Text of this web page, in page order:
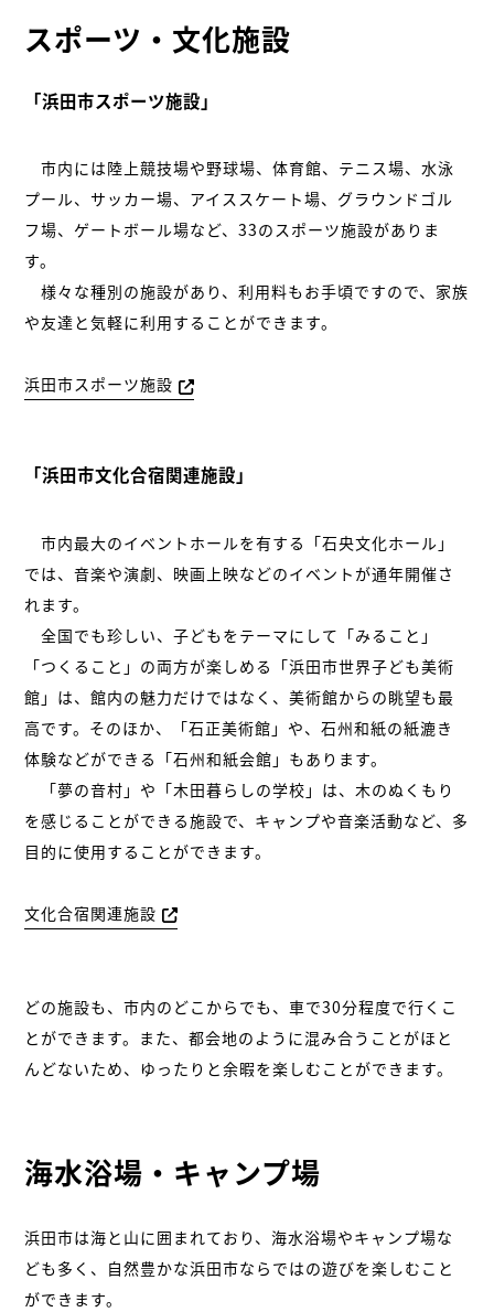
スポーツ・文化施設
「浜田市スポーツ施設」
市内には陸上競技場や野球場、体育館、テニス場、水泳
プール、サッカー場、アイススケート場、グラウンドゴル
フ場、ゲートボール場など、33のスポーツ施設がありま
す。
様々な種別の施設があり、利用料もお手頃ですので、家族
や友達と気軽に利用することができます。
浜田市スポーツ施設
「浜田市文化合宿関連施設」
市内最大のイベントホールを有する「石央文化ホール」
では、音楽や演劇、映画上映などのイベントが通年開催さ
れます。
全国でも珍しい、子どもをテーマにして「みること」
「つくること」の両方が楽しめる「浜田市世界子ども美術
館」は、館内の魅力だけではなく、美術館からの眺望も最
高です。そのほか、「石正美術館」や、石州和紙の紙漉き
体験などができる「石州和紙会館」もあります。
「夢の音村」や「木田暮らしの学校」は、木のぬくもり
を感じることができる施設で、キャンプや音楽活動など、多
目的に使用することができます。
文化合宿関連施設
どの施設も、市内のどこからでも、車で30分程度で行くこ
とができます。また、都会地のように混み合うことがほと
んどないため、ゆったりと余暇を楽しむことができます。
海水浴場・キャンプ場
浜田市は海と山に囲まれており、海水浴場やキャンプ場な
ども多く、自然豊かな浜田市ならではの遊びを楽しむこと
ができます。